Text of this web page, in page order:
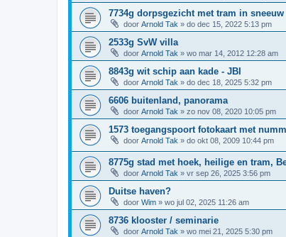
7734g dorpsgezicht met tram in sneeuw
door Arnold Tak » do dec 15, 2022 5:13 pm
2533g SvW villa
door Arnold Tak » wo mar 14, 2012 12:28 am
8843g wit schip aan kade - JBI
door Arnold Tak » do dec 18, 2025 5:32 pm
6606 buitenland, panorama
door Arnold Tak » zo nov 08, 2020 10:05 pm
1573 toegangspoort fotokaart met
door Arnold Tak » do okt 08, 2009 10:44 pm
8775g stad met hoek, heilige en tram,
door Arnold Tak » vr sep 26, 2025 3:56 pm
Duitse haven?
door Wim » wo jul 02, 2025 11:26 am
8736 klooster / seminarie
door Arnold Tak » wo mei 21, 2025 5:30 pm